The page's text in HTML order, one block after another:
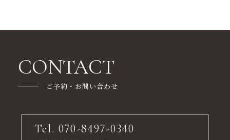
CONTACT
ご予約・お問い合わせ
Tel. 070-8497-0340